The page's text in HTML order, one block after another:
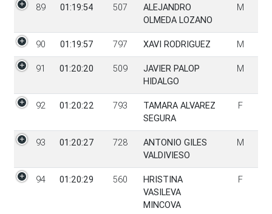
89 01:19:54 507
ALEJANDRO
OLMEDA LOZANO
M
90 01:19:57 797 XAVI RODRIGUEZ M
91 01:20:20 509
JAVIER PALOP
HIDALGO
M
92 01:20:22 793
TAMARA ALVAREZ
SEGURA
F
93 01:20:27 728
ANTONIO GILES
VALDIVIESO
M
94 01:20:29 560
HRISTINA
VASILEVA
MINCOVA
F